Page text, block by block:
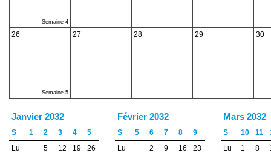
Semaine 4
26
Semaine 5
27 28 29 30
Janvier 2032
S 1 2 3 4
5
Lu
5 12 19
26
Février 2032
S 5 6 7 8
9
Lu
2 9 16
23
Mars 2032
S 10 11
Lu
1 8